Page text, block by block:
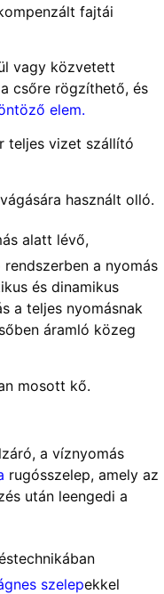
fajtái
vagy közvetett
csőre rögzíthető, és
elem.
teljes vizet szállító
használt olló.
alatt lévő,
a nyomás
és dinamikus
a teljes nyomásnak
áramló közeg
mosott kő.
a víznyomás
rugósszelep, amely az
után leengedi a
szelepekkel